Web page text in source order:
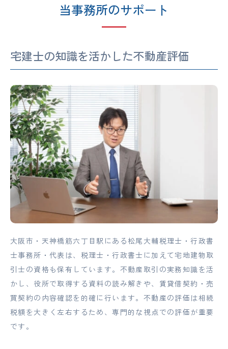
当事務所のサポート
宅建士の知識を活かした不動産評価
大阪市・天神橋筋六丁目駅にある松尾大輔税理士・行政書
士事務所・代表は、税理士・行政書士に加えて宅地建物取
引士の資格も保有しています。不動産取引の実務知識を活
かし、役所で取得する資料の読み解きや、賃貸借契約・売
買契約の内容確認を的確に行います。不動産の評価は相続
税額を大きく左右するため、専門的な視点での評価が重要
です。